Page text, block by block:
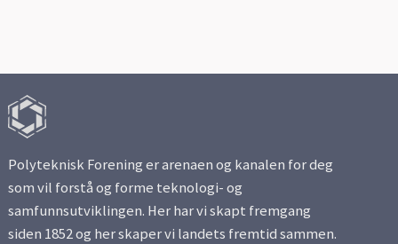
Side 4
Side 5
Polyteknisk Forening er arenaen og kanalen for deg
som vil forstå og forme teknologi- og
samfunnsutviklingen. Her har vi skapt fremgang
siden 1852 og her skaper vi landets fremtid sammen.